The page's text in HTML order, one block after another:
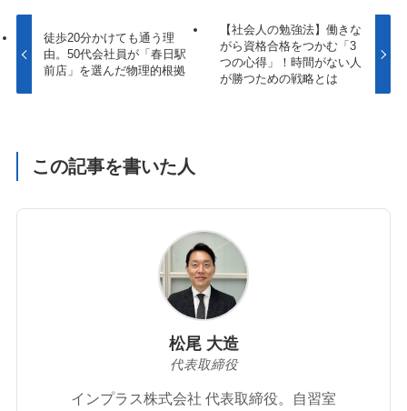
徒歩20分かけても通う理
由。50代会社員が「春日駅
前店」を選んだ物理的根拠
【社会人の勉強法】働きな
がら資格合格をつかむ「3
つの心得」！時間がない人
が勝つための戦略とは
この記事を書いた人
松尾 大造
代表取締役
インプラス株式会社 代表取締役。自習室